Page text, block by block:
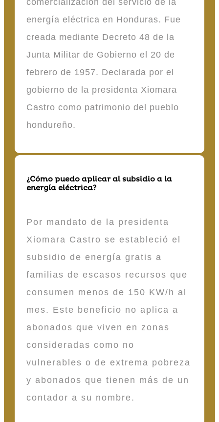
energía eléctrica en Honduras. Fue
creada mediante Decreto 48 de la
Junta Militar de Gobierno el 20 de
febrero de 1957. Declarada por el
gobierno de la presidenta Xiomara
Castro como patrimonio del pueblo
hondureño.
¿Cómo puedo aplicar al subsidio a la
energía eléctrica?
Por mandato de la presidenta
Xiomara Castro se estableció el
subsidio de energía gratis a
familias de escasos recursos que
consumen menos de 150 KW/h al
mes. Este beneficio no aplica a
abonados que viven en zonas
consideradas como no
vulnerables o de extrema pobreza
y abonados que tienen más de un
contador a su nombre.